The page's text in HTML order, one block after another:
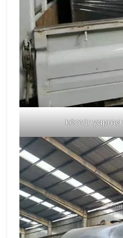
kömür yapma